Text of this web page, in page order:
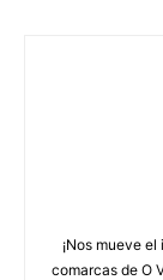
¡Nos mueve
comarcas de O